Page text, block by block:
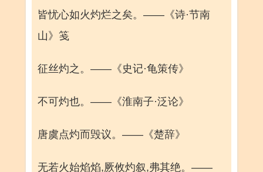
皆忧心如火灼烂之矣。——《诗·节南
山》笺
征丝灼之。——《史记·龟策传》
不可灼也。——《淮南子·泛论》
唐虞点灼而毁议。——《楚辞》
无若火始焰焰,厥攸灼叙,弗其绝。——